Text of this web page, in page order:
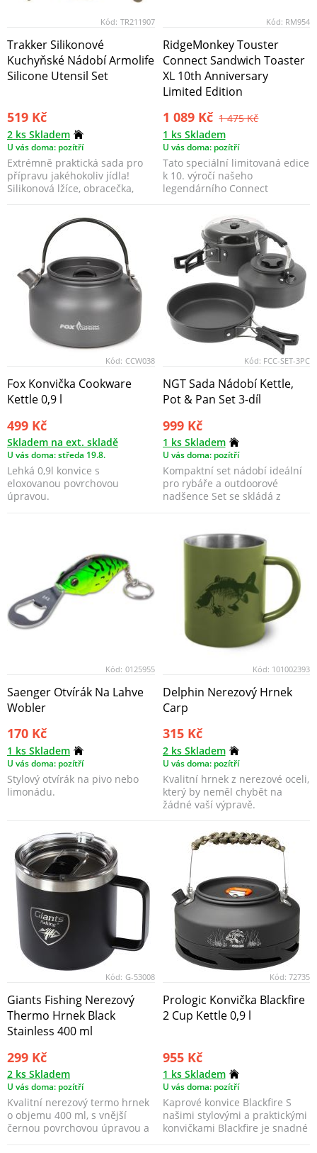
Kód: TR211907
Trakker Silikonové
Kuchyňské Nádobí Armolife
Silicone Utensil Set
519 Kč
2 ks Skladem
U vás doma: pozítří
Extrémně praktická sada pro
přípravu jakéhokoliv jídla!
Silikonová lžíce, obracečka,
Kód: RM954
RidgeMonkey Touster
Connect Sandwich Toaster
XL 10th Anniversary
Limited Edition
1 089 Kč 1 475 Kč
1 ks Skladem
U vás doma: pozítří
Tato speciální limitovaná edice
k 10. výročí našeho
legendárního Connect
Kód: CCW038
Fox Konvička Cookware
Kettle 0,9 l
499 Kč
Skladem na ext. skladě
U vás doma: středa 19.8.
Lehká 0,9l konvice s
eloxovanou povrchovou
úpravou.
Kód: FCC-SET-3PC
NGT Sada Nádobí Kettle,
Pot & Pan Set 3-díl
999 Kč
1 ks Skladem
U vás doma: pozítří
Kompaktní set nádobí ideální
pro rybáře a outdoorové
nadšence Set se skládá z
Kód: 0125955
Saenger Otvírák Na Lahve
Wobler
170 Kč
1 ks Skladem
U vás doma: pozítří
Stylový otvírák na pivo nebo
limonádu.
Kód: 101002393
Delphin Nerezový Hrnek
Carp
315 Kč
2 ks Skladem
U vás doma: pozítří
Kvalitní hrnek z nerezové oceli,
který by neměl chybět na
žádné vaší výpravě.
Kód: G-53008
Giants Fishing Nerezový
Thermo Hrnek Black
Stainless 400 ml
299 Kč
2 ks Skladem
U vás doma: pozítří
Kvalitní nerezový termo hrnek
o objemu 400 ml, s vnější
černou povrchovou úpravou a
Kód: 72735
Prologic Konvička Blackfire
2 Cup Kettle 0,9 l
955 Kč
1 ks Skladem
U vás doma: pozítří
Kaprové konvice Blackfire S
našimi stylovými a praktickými
konvičkami Blackfire je snadné